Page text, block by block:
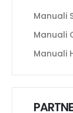
Manuali
Manuali
Manuali